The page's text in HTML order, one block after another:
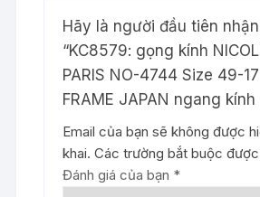
Hãy là người đầu tiên
“KC8579: gọng kính
PARIS NO-4744 Size 49-
FRAME JAPAN ngang kính
Email của bạn sẽ không được
khai. Các trường bắt buộc được
Đánh giá của bạn *